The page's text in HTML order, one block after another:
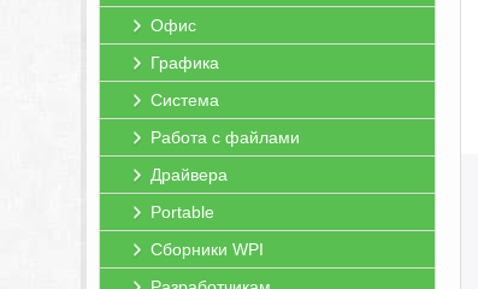
Офис
Графика
Система
Работа с файлами
Драйвера
Portable
Сборники WPI